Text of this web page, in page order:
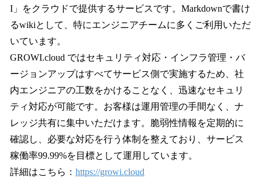
I」をクラウドで提供するサービスです。Markdownで書け
るwikiとして、特にエンジニアチームに多くご利用いただ
いています。
GROWI.cloud ではセキュリティ対応・インフラ管理・バ
ージョンアップはすべてサービス側で実施するため、社
内エンジニアの工数をかけることなく、迅速なセキュリ
ティ対応が可能です。お客様は運用管理の手間なく、ナ
レッジ共有に集中いただけます。脆弱性情報を定期的に
確認し、必要な対応を行う体制を整えており、サービス
稼働率99.99%を目標として運用しています。
詳細はこちら： https://growi.cloud